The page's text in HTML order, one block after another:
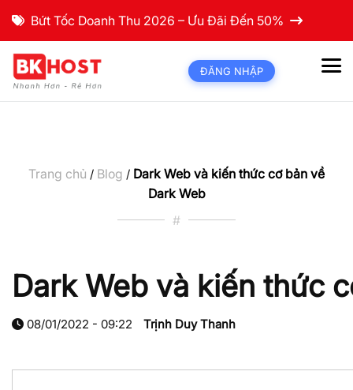
Bứt Tốc Doanh Thu 2026 – Ưu Đãi Đến 50%
ĐĂNG NHẬP
Trang chủ / Blog / Dark Web và kiến thức cơ bản về
Dark Web
#
Dark Web và kiến thức
08/01/2022 - 09:22 Trịnh Duy Thanh